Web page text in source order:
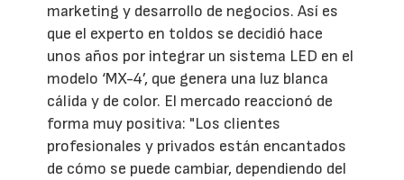
marketing y desarrollo de negocios. Así es
que el experto en toldos se decidió hace
unos años por integrar un sistema LED en el
modelo ‘MX-4’, que genera una luz blanca
cálida y de color. El mercado reaccionó de
forma muy positiva: "Los clientes
profesionales y privados están encantados
de cómo se puede cambiar, dependiendo del